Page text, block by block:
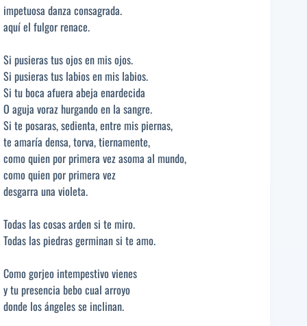
impetuosa danza consagrada.
aquí el fulgor renace.
Si pusieras tus ojos en mis ojos.
Si pusieras tus labios en mis labios.
Si tu boca afuera abeja enardecida
O aguja voraz hurgando en la sangre.
Si te posaras, sedienta, entre mis piernas,
te amaría densa, torva, tiernamente,
como quien por primera vez asoma al mundo,
como quien por primera vez
desgarra una violeta.
Todas las cosas arden si te miro.
Todas las piedras germinan si te amo.
Como gorjeo intempestivo vienes
y tu presencia bebo cual arroyo
donde los ángeles se inclinan.